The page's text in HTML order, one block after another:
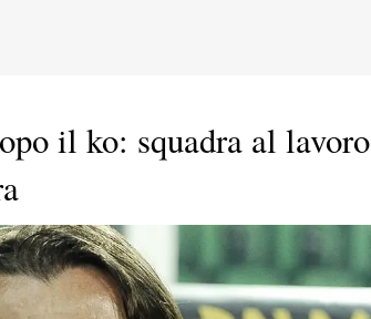
il ko: squadra al lavoro